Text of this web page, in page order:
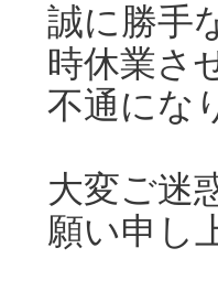
誠に勝手
時休業さ
不通にな
大変ご迷
願い申し